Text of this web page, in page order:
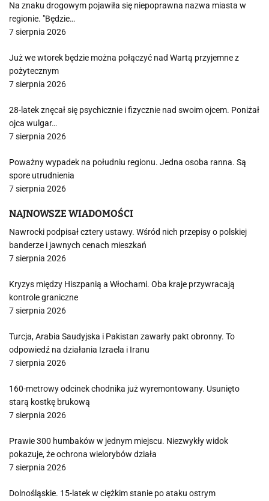
Na znaku drogowym pojawiła się niepoprawna nazwa miasta w
regionie. "Będzie…
7 sierpnia 2026
Już we wtorek będzie można połączyć nad Wartą przyjemne z
pożytecznym
7 sierpnia 2026
28-latek znęcał się psychicznie i fizycznie nad swoim ojcem. Poniżał
ojca wulgar…
7 sierpnia 2026
Poważny wypadek na południu regionu. Jedna osoba ranna. Są
spore utrudnienia
7 sierpnia 2026
NAJNOWSZE WIADOMOŚCI
Nawrocki podpisał cztery ustawy. Wśród nich przepisy o polskiej
banderze i jawnych cenach mieszkań
7 sierpnia 2026
Kryzys między Hiszpanią a Włochami. Oba kraje przywracają
kontrole graniczne
7 sierpnia 2026
Turcja, Arabia Saudyjska i Pakistan zawarły pakt obronny. To
odpowiedź na działania Izraela i Iranu
7 sierpnia 2026
160-metrowy odcinek chodnika już wyremontowany. Usunięto
starą kostkę brukową
7 sierpnia 2026
Prawie 300 humbaków w jednym miejscu. Niezwykły widok
pokazuje, że ochrona wielorybów działa
7 sierpnia 2026
Dolnośląskie. 15-latek w ciężkim stanie po ataku ostrym